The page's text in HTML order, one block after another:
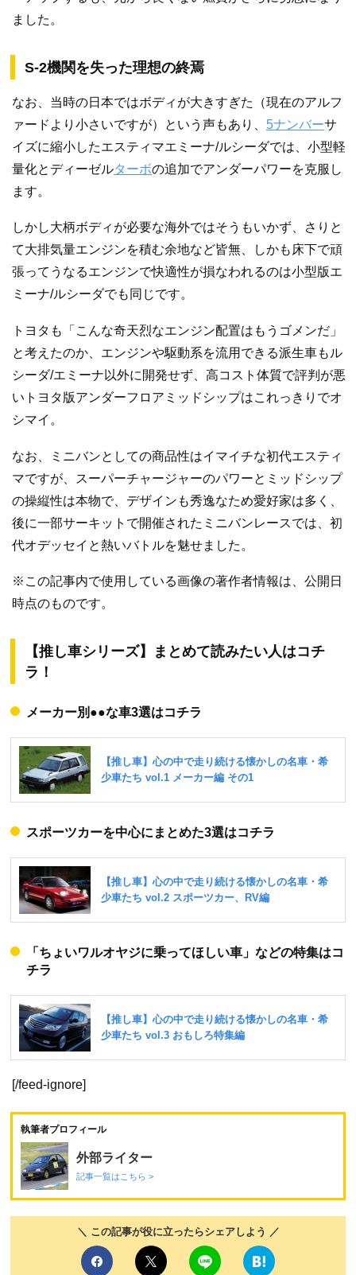
ました。
S-2機関を失った理想の終焉
なお、当時の日本ではボディが大きすぎた（現在のアルフ
ァードより小さいですが）という声もあり、 5ナンバーサ
イズに縮小したエスティマエミーナ/ルシーダでは、小型軽
量化とディーゼルターボの追加でアンダーパワーを克服し
ます。
しかし大柄ボディが必要な海外ではそうもいかず、さりと
て大排気量エンジンを積む余地など皆無、しかも床下で頑
張ってうなるエンジンで快適性が損なわれるのは小型版エ
ミーナ/ルシーダでも同じです。
トヨタも「こんな奇天烈なエンジン配置はもうゴメンだ」
と考えたのか、エンジンや駆動系を流用できる派生車もル
シーダ/エミーナ以外に開発せず、高コスト体質で評判が悪
いトヨタ版アンダーフロアミッドシップはこれっきりでオ
シマイ。
なお、ミニバンとしての商品性はイマイチな初代エスティ
マですが、スーパーチャージャーのパワーとミッドシップ
の操縦性は本物で、デザインも秀逸なため愛好家は多く、
後に一部サーキットで開催されたミニバンレースでは、初
代オデッセイと熱いバトルを魅せました。
※この記事内で使用している画像の著作者情報は、公開日
時点のものです。
【推し車シリーズ】まとめて読みたい人はコチ
ラ！
メーカー別●●な車3選はコチラ
スポーツカーを中心にまとめた3選はコチラ
「ちょいワルオヤジに乗ってほしい車」などの特集はコ
チラ
[/feed-ignore]
執筆者プロフィール
外部ライター
記事一覧はこちら >
＼ この記事が役に立ったらシェアしよう ／